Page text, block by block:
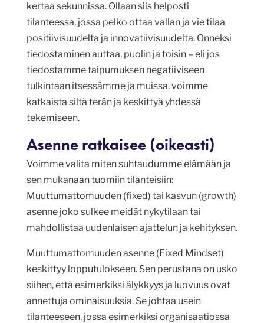
kertaa sekunnissa. Ollaan siis helposti
tilanteessa, jossa pelko ottaa vallan ja vie tilaa
positiivisuudelta ja innovatiivisuudelta. Onneksi
tiedostaminen auttaa, puolin ja toisin – eli jos
tiedostamme taipumuksen negatiiviseen
tulkintaan itsessämme ja muissa, voimme
katkaista siltä terän ja keskittyä yhdessä
tekemiseen.
Asenne ratkaisee (oikeasti)
Voimme valita miten suhtaudumme elämään ja
sen mukanaan tuomiin tilanteisiin:
Muuttumattomuuden (fixed) tai kasvun (growth)
asenne joko sulkee meidät nykytilaan tai
mahdollistaa uudenlaisen ajattelun ja kehityksen.
Muuttumattomuuden asenne (Fixed Mindset)
keskittyy lopputulokseen. Sen perustana on usko
siihen, että esimerkiksi älykkyys ja luovuus ovat
annettuja ominaisuuksia. Se johtaa usein
tilanteeseen, jossa esimerkiksi organisaatiossa